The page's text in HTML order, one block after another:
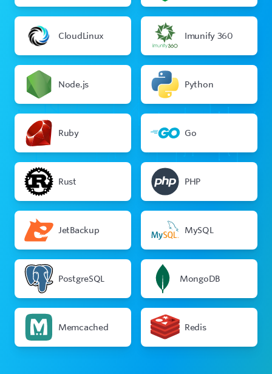
CloudLinux Imunify 360
Node.js Python
Ruby Go
Rust PHP
JetBackup MySQL
PostgreSQL MongoDB
Memcached Redis